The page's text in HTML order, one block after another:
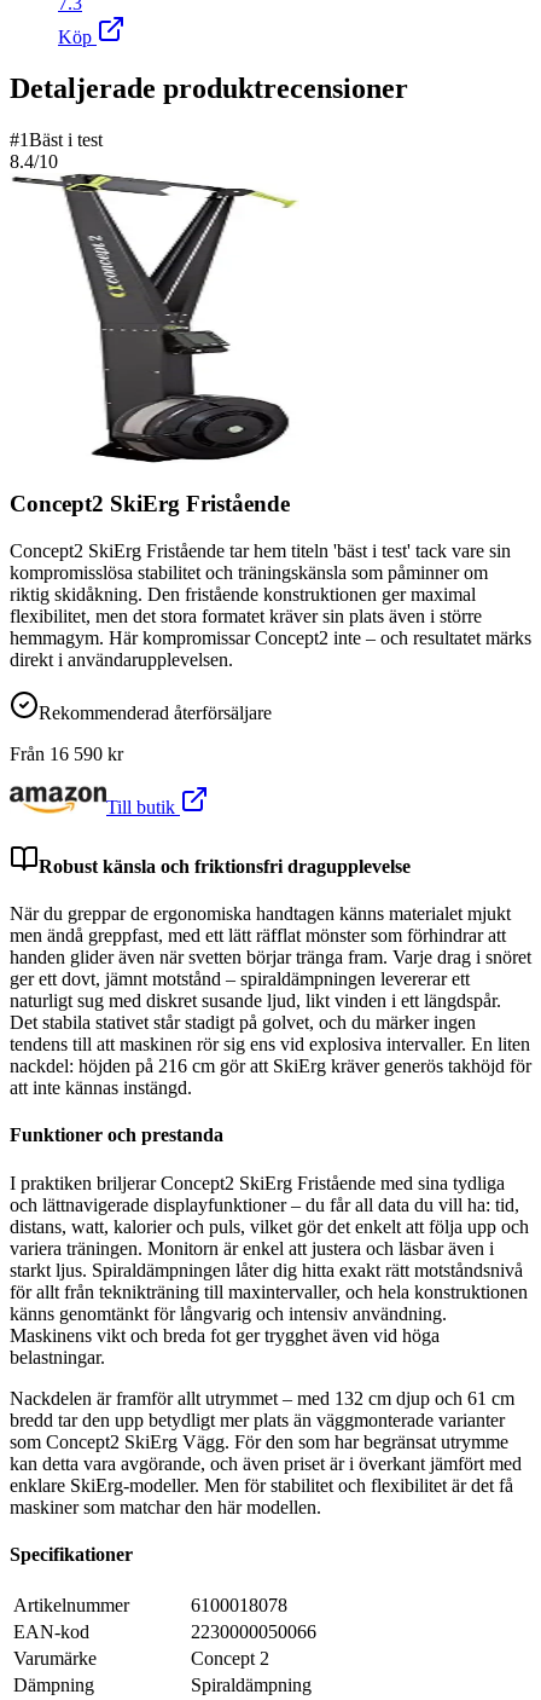
Köp
Detaljerade produktrecensioner
#1Bäst i test
8.4/10
Concept2 SkiErg Fristående
Concept2 SkiErg Fristående tar hem titeln 'bäst i test' tack vare sin
kompromisslösa stabilitet och träningskänsla som påminner om
riktig skidåkning. Den fristående konstruktionen ger maximal
flexibilitet, men det stora formatet kräver sin plats även i större
hemmagym. Här kompromissar Concept2 inte – och resultatet märks
direkt i användarupplevelsen.
Rekommenderad återförsäljare
Från 16 590 kr
Till butik
Robust känsla och friktionsfri dragupplevelse
När du greppar de ergonomiska handtagen känns materialet mjukt
men ändå greppfast, med ett lätt räfflat mönster som förhindrar att
handen glider även när svetten börjar tränga fram. Varje drag i snöret
ger ett dovt, jämnt motstånd – spiraldämpningen levererar ett
naturligt sug med diskret susande ljud, likt vinden i ett längdspår.
Det stabila stativet står stadigt på golvet, och du märker ingen
tendens till att maskinen rör sig ens vid explosiva intervaller. En liten
nackdel: höjden på 216 cm gör att SkiErg kräver generös takhöjd för
att inte kännas instängd.
Funktioner och prestanda
I praktiken briljerar Concept2 SkiErg Fristående med sina tydliga
och lättnavigerade displayfunktioner – du får all data du vill ha: tid,
distans, watt, kalorier och puls, vilket gör det enkelt att följa upp och
variera träningen. Monitorn är enkel att justera och läsbar även i
starkt ljus. Spiraldämpningen låter dig hitta exakt rätt motståndsnivå
för allt från teknikträning till maxintervaller, och hela konstruktionen
känns genomtänkt för långvarig och intensiv användning.
Maskinens vikt och breda fot ger trygghet även vid höga
belastningar.
Nackdelen är framför allt utrymmet – med 132 cm djup och 61 cm
bredd tar den upp betydligt mer plats än väggmonterade varianter
som Concept2 SkiErg Vägg. För den som har begränsat utrymme
kan detta vara avgörande, och även priset är i överkant jämfört med
enklare SkiErg-modeller. Men för stabilitet och flexibilitet är det få
maskiner som matchar den här modellen.
Specifikationer
Artikelnummer
6100018078
EAN-kod
2230000050066
Varumärke
Concept 2
Dämpning
Spiraldämpning